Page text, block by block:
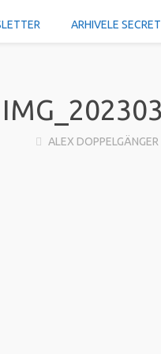
ARHIVELE
ALEX DOPPELGÄNGER